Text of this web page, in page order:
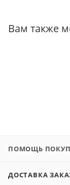
Вам также
ПОМОЩЬ
ДОСТАВКА